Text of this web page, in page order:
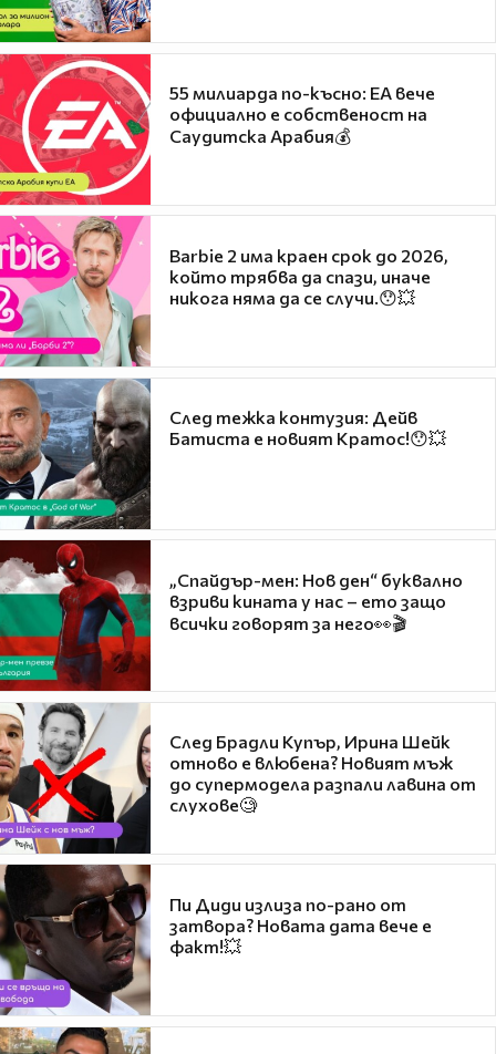
55 милиарда по-късно: EA вече
официално е собственост на
Саудитска Арабия💰
Barbie 2 има краен срок до 2026,
който трябва да спази, иначе
никога няма да се случи.😯💥
След тежка контузия: Дейв
Батиста е новият Кратос!😯💥
„Спайдър-мен: Нов ден“ буквално
взриви кината у нас – ето защо
всички говорят за него👀🎬
След Брадли Купър, Ирина Шейк
отново е влюбена? Новият мъж
до супермодела разпали лавина от
слухове🧐
Пи Диди излиза по-рано от
затвора? Новата дата вече е
факт!💥